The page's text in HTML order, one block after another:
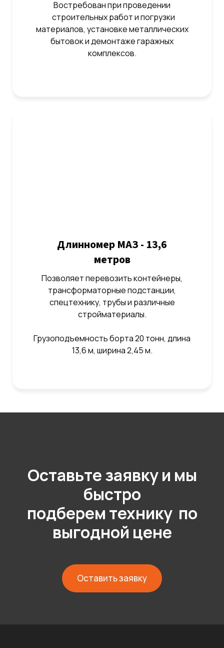
Востребован при проведении
строительных работ и погрузки
материалов, установке металлических
бытовок и демонтаже гаражных
комплексов.
Длинномер МАЗ - 13,6
метров
Позволяет перевозить контейнеры,
трансформаторные подстанции,
спецтехнику, трубы и различные
стройматериалы.
Грузоподъемность борта 20 тонн, длина
13,6 м, ширина 2,45 м.
Оставьте заявку и мы
быстро
подберем технику по
выгодной цене
Оставить заявку